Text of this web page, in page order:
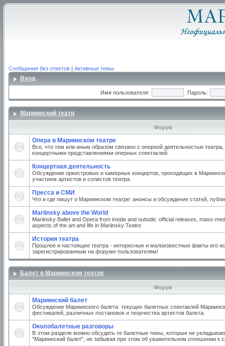
Сообщения без ответов | Активные темы
Вход
Имя пользователя: Пароль:
Мариинский театр
Форум
Опера в Мариинском театре
Все, что тем или иным образом связано с оперной деятельностью
концертными представлениями оперных спектаклей.
Концертная деятельность
Обсуждение оркестровых и камерных концертов, проходящих в
участием артистов и солистов театра.
Пресса и СМИ
Что и где пишут о Мариинском театре: анонсы и обсуждение статей,
Mariinsky above the World
Mariinsky Ballet and Opera from inside and outside: official releases, mass-
aspects of the art and life in Mariinsky Teatre
История театра
Прошлое и настоящее театра - интересные и малоизвестные факты его
зарегистрированным на форуме пользователям!
Балет в Мариинском театре
Форум
Мариинский балет
Обсуждение Мариинского балета: текущих балетных спектаклей
фестивалей, различных постановок и творчества артистов балета.
Околобалетные разговоры
В этом разделе можно обсудить те балетные темы, которые не
"Мариинский балет", не забывая при этом об уважительном отношении к